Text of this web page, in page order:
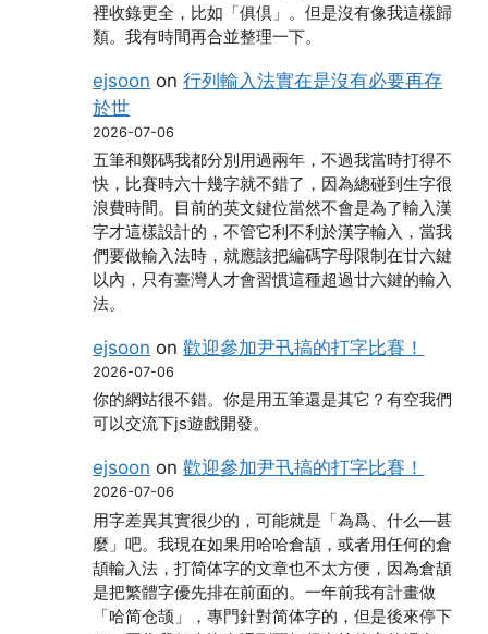
裡收錄更全，比如「俱倶」。但是沒有像我這樣歸
類。我有時間再合並整理一下。
ejsoon on行列輸入法實在是沒有必要再存
於世
2026-07-06
五筆和鄭碼我都分別用過兩年，不過我當時打得不
快，比賽時六十幾字就不錯了，因為總碰到生字很
浪費時間。目前的英文鍵位當然不會是為了輸入漢
字才這樣設計的，不管它利不利於漢字輸入，當我
們要做輸入法時，就應該把編碼字母限制在廿六鍵
以內，只有臺灣人才會習慣這種超過廿六鍵的輸入
法。
ejsoon on歡迎參加尹卂搞的打字比賽！
2026-07-06
你的網站很不錯。你是用五筆還是其它？有空我們
可以交流下js遊戲開發。
ejsoon on歡迎參加尹卂搞的打字比賽！
2026-07-06
用字差異其實很少的，可能就是「為爲、什么―甚
麼」吧。我現在如果用哈哈倉頡，或者用任何的倉
頡輸入法，打简体字的文章也不太方便，因為倉頡
是把繁體字優先排在前面的。一年前我有計畫做
「哈简仓颉」，專門針對简体字的，但是後來停下